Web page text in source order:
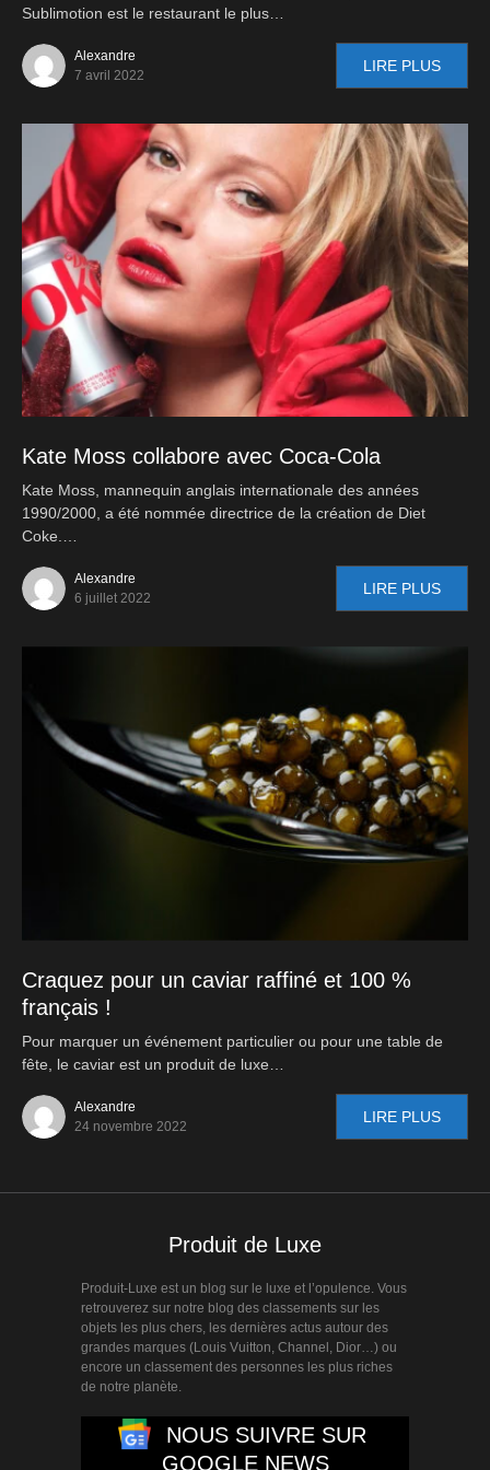
Sublimotion est le restaurant le plus…
Alexandre
7 avril 2022
LIRE PLUS
Kate Moss collabore avec Coca-Cola
Kate Moss, mannequin anglais internationale des années
1990/2000, a été nommée directrice de la création de Diet
Coke.…
Alexandre
6 juillet 2022
LIRE PLUS
Craquez pour un caviar raffiné et 100 %
français !
Pour marquer un événement particulier ou pour une table de
fête, le caviar est un produit de luxe…
Alexandre
24 novembre 2022
LIRE PLUS
Produit de Luxe
Produit-Luxe est un blog sur le luxe et l’opulence. Vous
retrouverez sur notre blog des classements sur les
objets les plus chers, les dernières actus autour des
grandes marques (Louis Vuitton, Channel, Dior…) ou
encore un classement des personnes les plus riches
de notre planète.
NOUS SUIVRE SUR
GOOGLE NEWS